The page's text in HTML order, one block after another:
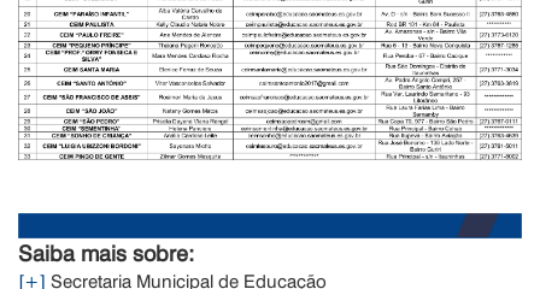
Saiba mais sobre:
[+] Secretaria Municipal de Educação